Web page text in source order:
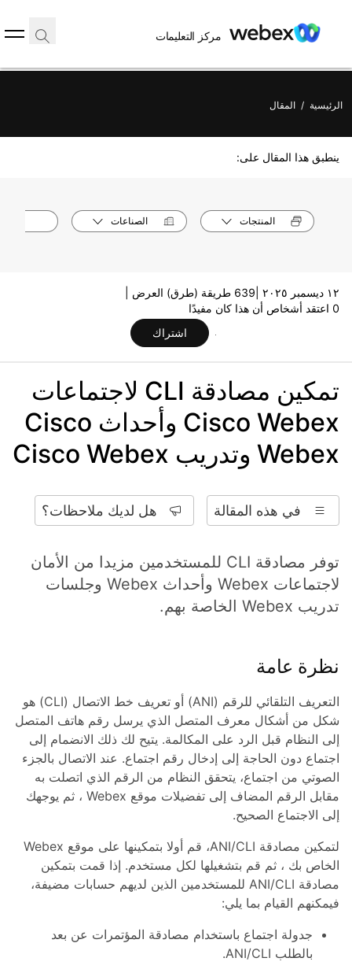
مركز التعليمات
الرئيسية / المقال
ينطبق هذا المقال على:
المنتجات الصناعات
١٢ ديسمبر ٢٠٢٥ |
639 طريقة (طرق) العرض |
0 اعتقد أشخاص أن هذا كان مفيدًا
اشتراك
تمكين مصادقة CLI لاجتماعات
Cisco Webex وأحداث Cisco
Webex وتدريب Cisco Webex
في هذه المقالة هل لديك ملاحظات؟
توفر مصادقة CLI للمستخدمين مزيدا من الأمان
لاجتماعات Webex وأحداث Webex وجلسات
تدريب Webex الخاصة بهم.
نظرة عامة
التعريف التلقائي للرقم (ANI) أو تعريف خط الاتصال (CLI) هو
شكل من أشكال معرف المتصل الذي يرسل رقم هاتف المتصل
إلى النظام قبل الرد على المكالمة. يتيح لك ذلك الانضمام إلى
اجتماع دون الحاجة إلى إدخال رقم اجتماع. عند الاتصال بالجزء
الصوتي من اجتماع، يتحقق النظام من الرقم الذي اتصلت به
مقابل الرقم المضاف إلى تفضيلات موقع Webex ، ثم يوجهك
إلى الاجتماع الصحيح.
لتمكين مصادقة ANI/CLI، قم أولا بتمكينها على موقع Webex
الخاص بك ، ثم قم بتشغيلها لكل مستخدم. إذا قمت بتمكين
مصادقة ANI/CLI للمستخدمين الذين لديهم حسابات مضيفة،
فيمكنهم القيام بما يلي:
جدولة اجتماع باستخدام مصادقة المؤتمرات عن بعد
بالطلب ANI/CLI.